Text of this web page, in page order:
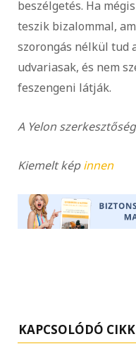
beszélgetés. Ha
teszik bizalommal,
szorongás nélkül tud
udvariasak, és nem
feszengeni látják.
A Yelon
Kiemelt képinnen
KAPCSOLÓDÓ